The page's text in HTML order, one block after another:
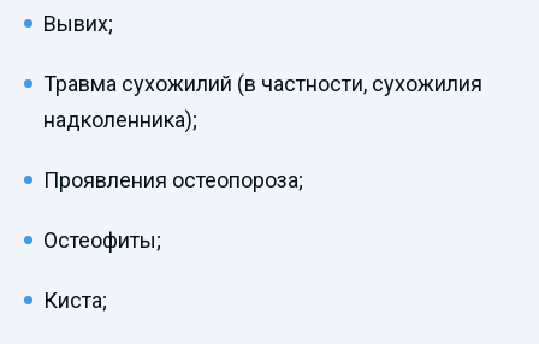
Вывих;
Травма сухожилий (в частности, сухожилия
надколенника);
Проявления остеопороза;
Остеофиты;
Киста;